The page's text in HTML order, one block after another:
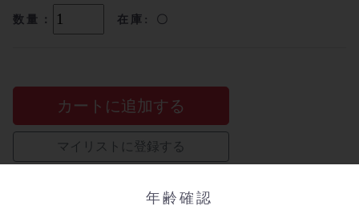
年齢確認
数量： 在庫: 〇
カートに追加する
マイリストに登録する